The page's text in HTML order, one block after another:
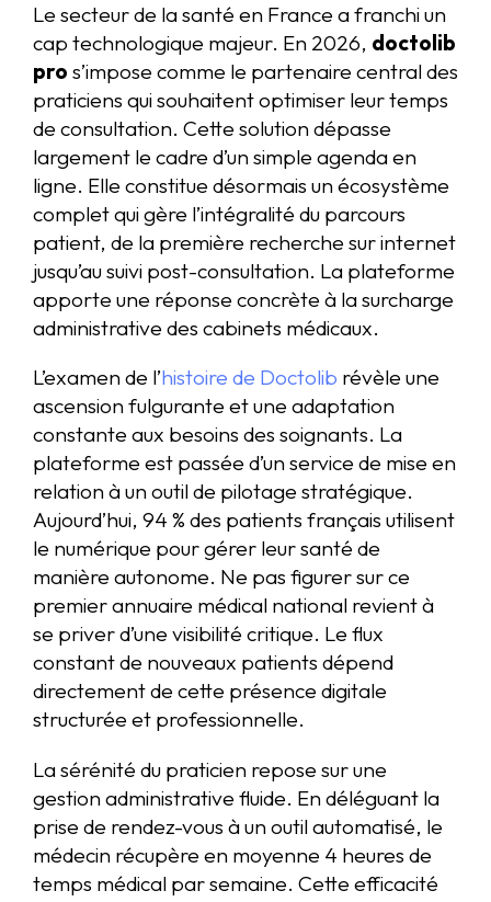
Le secteur de la santé en France a franchi un
cap technologique majeur. En 2026, doctolib
pro s’impose comme le partenaire central des
praticiens qui souhaitent optimiser leur temps
de consultation. Cette solution dépasse
largement le cadre d’un simple agenda en
ligne. Elle constitue désormais un écosystème
complet qui gère l’intégralité du parcours
patient, de la première recherche sur internet
jusqu’au suivi post-consultation. La plateforme
apporte une réponse concrète à la surcharge
administrative des cabinets médicaux.
L’examen de l’histoire de Doctolib révèle une
ascension fulgurante et une adaptation
constante aux besoins des soignants. La
plateforme est passée d’un service de mise en
relation à un outil de pilotage stratégique.
Aujourd’hui, 94 % des patients français utilisent
le numérique pour gérer leur santé de
manière autonome. Ne pas figurer sur ce
premier annuaire médical national revient à
se priver d’une visibilité critique. Le flux
constant de nouveaux patients dépend
directement de cette présence digitale
structurée et professionnelle.
La sérénité du praticien repose sur une
gestion administrative fluide. En déléguant la
prise de rendez-vous à un outil automatisé, le
médecin récupère en moyenne 4 heures de
temps médical par semaine. Cette efficacité